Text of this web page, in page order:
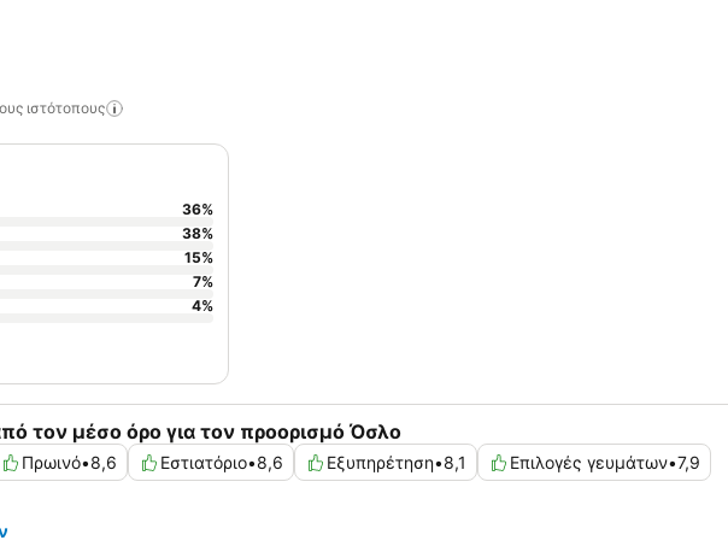
ιστότοπους
τον μέσο όρο για τον προορισμό Όσλο
Πρωινό•8,6 Εστιατόριο•8,6 Εξυπηρέτηση•8,1 Επιλογές γευμάτων•7,9
36%
38%
15%
7%
4%